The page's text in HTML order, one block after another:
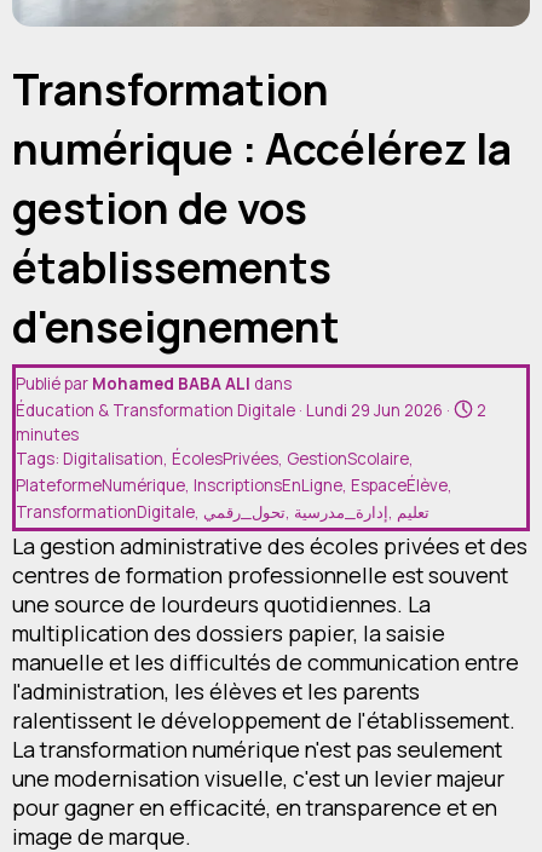
Transformation
numérique : Accélérez la
gestion de vos
établissements
d'enseignement
Publié par Mohamed BABA ALI dans
Éducation & Transformation Digitale · Lundi 29 Jun 2026 ·
2
minutes
Tags: Digitalisation, ÉcolesPrivées, GestionScolaire,
PlateformeNumérique, InscriptionsEnLigne, EspaceÉlève,
TransformationDigitale, تحول_رقمي, إدارة_مدرسية, تعليم
La gestion administrative des écoles privées et des
centres de formation professionnelle est souvent
une source de lourdeurs quotidiennes. La
multiplication des dossiers papier, la saisie
manuelle et les difficultés de communication entre
l'administration, les élèves et les parents
ralentissent le développement de l'établissement.
La transformation numérique n'est pas seulement
une modernisation visuelle, c'est un levier majeur
pour gagner en efficacité, en transparence et en
image de marque.
Devis
Contact